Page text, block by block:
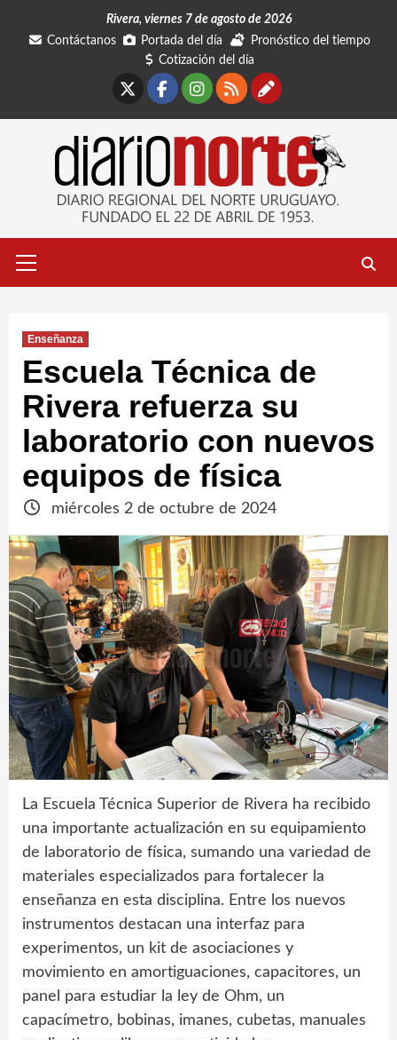
Rivera, viernes 7 de agosto de 2026
Contáctanos
Portada del día
Pronóstico del tiempo
Cotización del día
Facebook
Instagram
RSSContáctanos
primario
Enseñanza
Escuela Técnica de
Rivera refuerza su
laboratorio con nuevos
equipos de física
miércoles 2 de octubre de 2024
La Escuela Técnica Superior de Rivera ha recibido
una importante actualización en su equipamiento
de laboratorio de física, sumando una variedad de
materiales especializados para fortalecer la
enseñanza en esta disciplina. Entre los nuevos
instrumentos destacan una interfaz para
experimentos, un kit de asociaciones y
movimiento en amortiguaciones, capacitores, un
panel para estudiar la ley de Ohm, un
capacímetro, bobinas, imanes, cubetas, manuales